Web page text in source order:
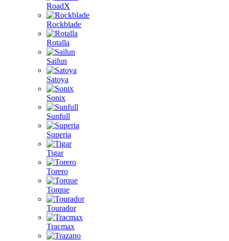
RoadX
Rockblade
Rotalla
Sailun
Satoya
Sonix
Sunfull
Superia
Tigar
Torero
Torque
Tourador
Tracmax